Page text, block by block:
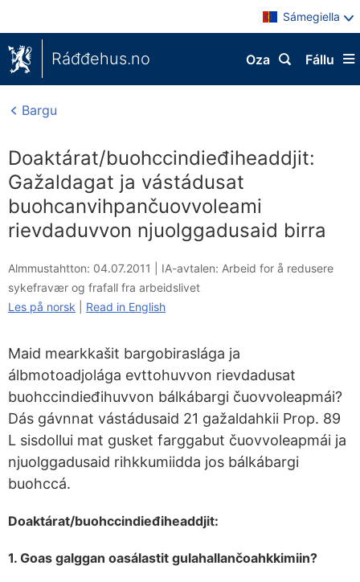
Sámegiella
Ráđđehus.no Fállu
Oza
Bargu
Doaktárat/buohccindieđiheaddjit:
Gažaldagat ja vástádusat
buohcanvihpančuovvoleami
rievdaduvvon njuolggadusaid birra
Almmustahtton: 04.07.2011
IA-avtalen: Arbeid for å redusere
sykefravær og frafall fra arbeidslivet
Les på norsk
Read in English
Maid mearkkašit bargobiraslága ja
álbmotoadjolága evttohuvvon rievdadusat
buohccindieđihuvvon bálkábargi čuovvoleapmái?
Dás gávnnat vástádusaid 21 gažaldahkii Prop. 89
L sisdollui mat gusket farggabut čuovvoleapmái ja
njuolggadusaid rihkkumiidda jos bálkábargi
buohccá.
Doaktárat/buohccindieđiheaddjit:
1. Goas galggan oasálastit gulahallančoahkkimiin?